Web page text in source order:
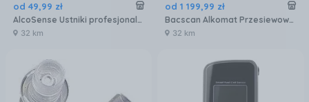
od 49,99 zł
AlcoSense Ustniki profesjonalne z jednoprzepływowym wentylem (25 sztuk)
32 km
od 1 199,99 zł
Bacscan Alkomat Przesiewowy A8 Pro Policyjny
32 km